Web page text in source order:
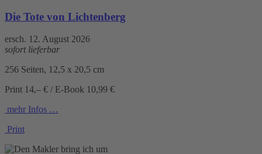
Die Tote von Lichtenberg
ersch. 12. August 2026
sofort lieferbar
256 Seiten, 12,5 x 20,5 cm
Print 14,– € / E-Book 10,99 €
mehr Infos …
Print